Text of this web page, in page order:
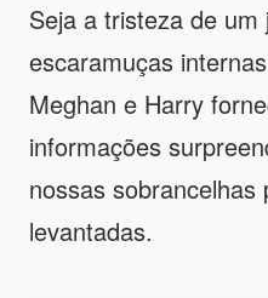
Seja a tristeza de
escaramuças
Meghan e Harry
informações
nossas
levantadas.